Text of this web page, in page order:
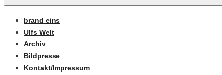
brand eins
Ulfs Welt
Archiv
Bildpresse
Kontakt/Impressum